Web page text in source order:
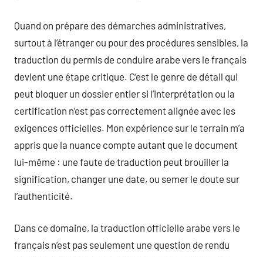
Quand on prépare des démarches administratives,
surtout à l’étranger ou pour des procédures sensibles, la
traduction du permis de conduire arabe vers le français
devient une étape critique. C’est le genre de détail qui
peut bloquer un dossier entier si l’interprétation ou la
certification n’est pas correctement alignée avec les
exigences officielles. Mon expérience sur le terrain m’a
appris que la nuance compte autant que le document
lui-même : une faute de traduction peut brouiller la
signification, changer une date, ou semer le doute sur
l’authenticité.
Dans ce domaine, la traduction officielle arabe vers le
français n’est pas seulement une question de rendu